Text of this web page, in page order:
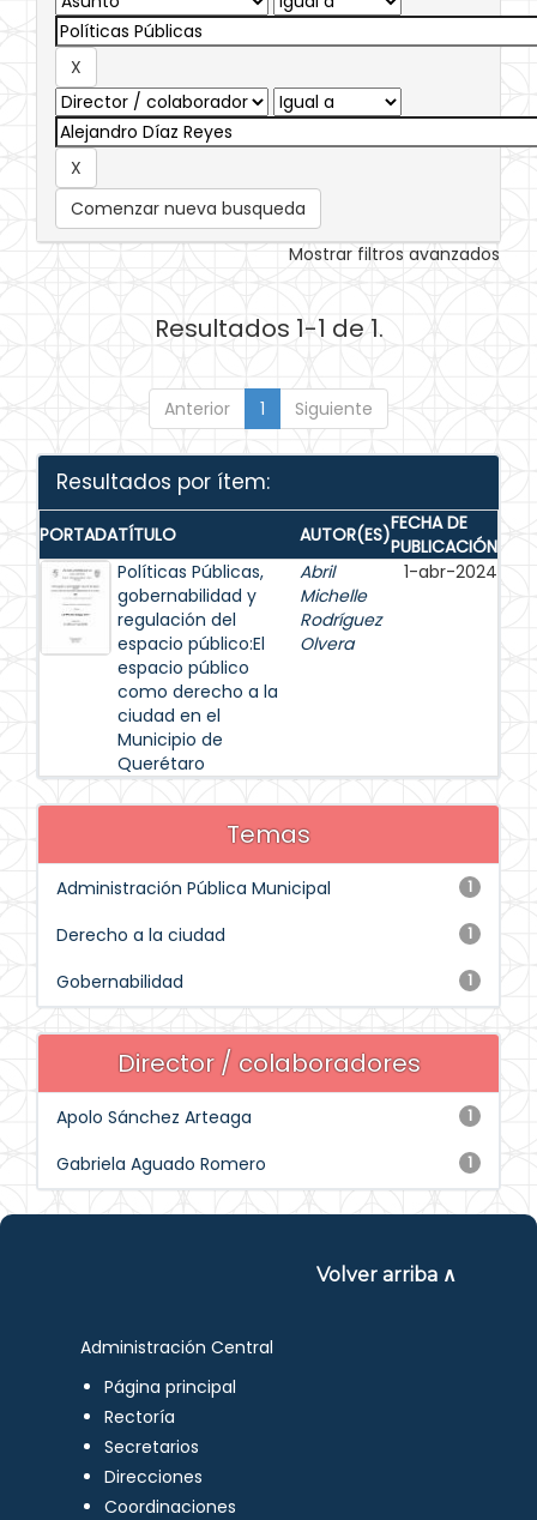
Comenzar nueva busqueda
Mostrar filtros avanzados
Resultados 1-1 de 1.
Anterior 1 Siguiente
Resultados por ítem:
PORTADATÍTULO AUTOR(ES)FECHA DE
PUBLICACIÓN
Políticas Públicas,
gobernabilidad y
regulación del
espacio público:El
espacio público
como derecho a la
ciudad en el
Municipio de
Querétaro
Abril
Michelle
Rodríguez
Olvera
1-abr-2024
Temas
1
Administración Pública Municipal
1
Derecho a la ciudad
1
Gobernabilidad
Director / colaboradores
1
Apolo Sánchez Arteaga
1
Gabriela Aguado Romero
Volver arriba ∧
Administración Central
Página principal
Rectoría
Secretarios
Direcciones
Coordinaciones